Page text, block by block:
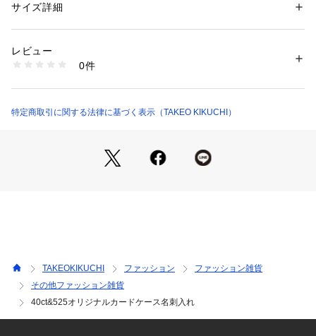
豊富なカラーバリエーションも魅力。ほかにないデザインのカ
性別：メンズ
貨
生産国：日本製
1095800000554
サイズ詳細
レビュー
0件
特定商取引に関する法律に基づく表示（TAKEO KIKUCHI）
TAKEOKIKUCHI ファッション
ファッション雑貨
その他ファッション雑貨
40ct&525オリジナルカードケース名刺入れ